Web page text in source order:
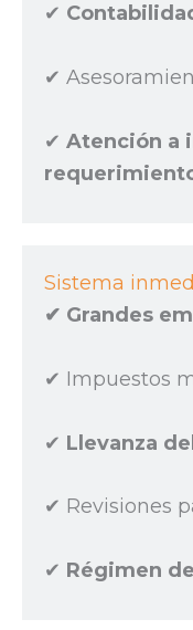
✔︎
✔︎
✔︎ Atención a
Sistema
✔︎ Grandes
✔︎ Impuestos
✔︎ Llevanza
✔︎ Revisiones
✔︎ Régimen